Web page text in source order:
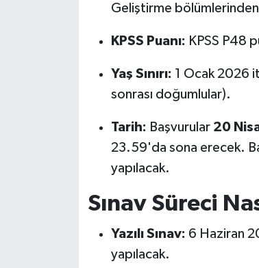
Geliştirme
KPSS Puanı: KPSS P48
Yaş Sınırı: 1 Ocak 2026
sonrası doğumlular).
Tarih: Başvurular 20
23.59'da sona erecek.
yapılacak.
Sınav Süreci
Yazılı Sınav: 6 Haziran
yapılacak.